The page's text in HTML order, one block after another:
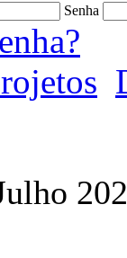
Senha